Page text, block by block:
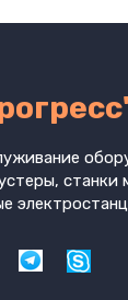
станки